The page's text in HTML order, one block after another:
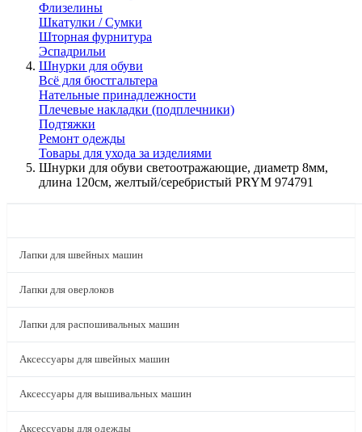
Флизелины
Шкатулки / Сумки
Шторная фурнитура
Эспадрильи
Шнурки для обуви
Всё для бюстгальтера
Нательные принадлежности
Плечевые накладки (подплечники)
Подтяжки
Ремонт одежды
Товары для ухода за изделиями
Шнурки для обуви светоотражающие, диаметр 8мм,
длина 120см, желтый/серебристый PRYM 974791
Лапки для швейных машин
Лапки для оверлоков
Лапки для распошивальных машин
Аксессуары для швейных машин
Аксессуары для вышивальных машин
Аксессуары для одежды